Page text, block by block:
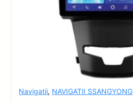
Navigatii, NAVIGATII SSANGYONG